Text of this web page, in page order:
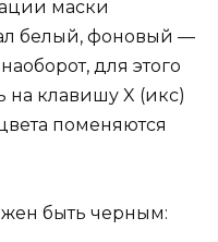
маски
белый, фоновый —
для этого
на клавишу X (икс)
поменяются
быть черным: